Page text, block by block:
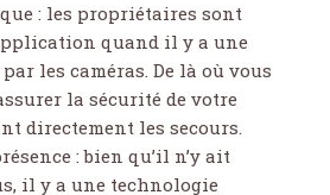
: les propriétaires sont
quand il y a une
les caméras. De là où vous
la sécurité de votre
directement les secours.
: bien qu’il n’y ait
il y a une technologie